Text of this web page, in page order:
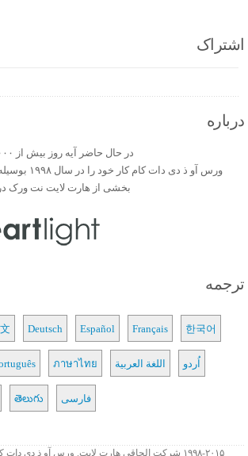
اشتراک
درباره
در حال حاضر آیه روز بیش از ۲۵۰۰۰۰ نفر خواننده دارد.
ورس آو ذ دی
بخشی از هارت لایت نت ورک در سال ۲۰۰۰
ترجمه
Deutsch Español Français 한국어
ภาษาไทย اللغة العربية اُردو
తెలుగు فارسی
۱۹۹۸-۲۰۱۵ شرکت الحاقی هارت لایت. ورس آو ذ دی